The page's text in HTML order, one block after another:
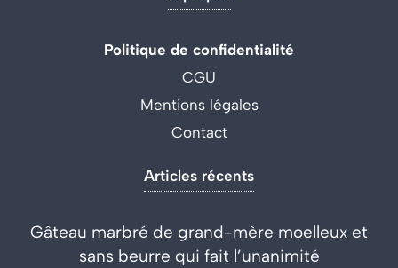
Politique de confidentialité
CGU
Mentions légales
Contact
Articles récents
Gâteau marbré de grand-mère moelleux et
sans beurre qui fait l’unanimité